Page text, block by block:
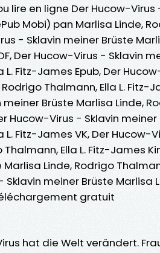
lire en ligne Der Hucow-Virus
Mobi) pan Marlisa Linde,
- Sklavin meiner Brüste
Der Hucow-Virus - Sklavin
L. Fitz-James Epub, Der
Thalmann, Ella L. Fitz-
meiner Brüste Marlisa Linde,
Hucow-Virus - Sklavin
L. Fitz-James VK, Der
Thalmann, Ella L. Fitz-James
Linde, Rodrigo
meiner Brüste Marlisa
gratuit
hat die Welt verändert.